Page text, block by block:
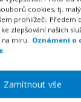
cookies, tj.
prohlížeči. Předem
zlepšování našich
míru. Oznámení o
Zamítnout vše